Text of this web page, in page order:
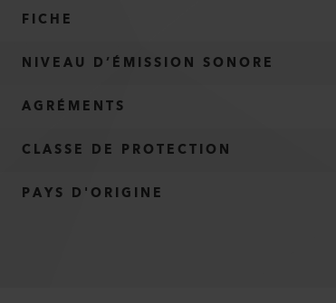
FICHE
NIVEAU D’ÉMISSION SONORE
AGRÉMENTS
CLASSE DE PROTECTION
PAYS D'ORIGINE